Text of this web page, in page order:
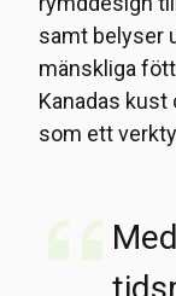
samt belyser
mänskliga
Kanadas kust
som ett